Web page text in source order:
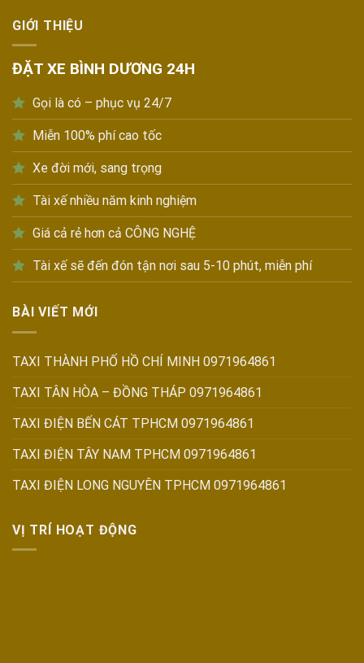
GIỚI THIỆU
ĐẶT XE BÌNH DƯƠNG 24H
Gọi là có – phục vụ 24/7
Miễn 100% phí cao tốc
Xe đời mới, sang trọng
Tài xế nhiều năm kinh nghiệm
Giá cả rẻ hơn cả CÔNG NGHỆ
Tài xế sẽ đến đón tận nơi sau 5-10 phút, miễn phí
BÀI VIẾT MỚI
TAXI THÀNH PHỐ HỒ CHÍ MINH 0971964861
TAXI TÂN HÒA – ĐỒNG THÁP 0971964861
TAXI ĐIỆN BẾN CÁT TPHCM 0971964861
TAXI ĐIỆN TÂY NAM TPHCM 0971964861
TAXI ĐIỆN LONG NGUYÊN TPHCM 0971964861
VỊ TRÍ HOẠT ĐỘNG